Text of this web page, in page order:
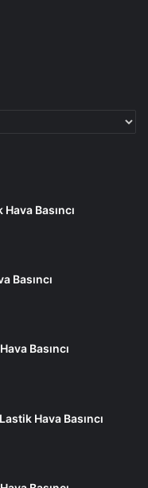
Basıncı
Basıncı
Basıncı
Hava Basıncı